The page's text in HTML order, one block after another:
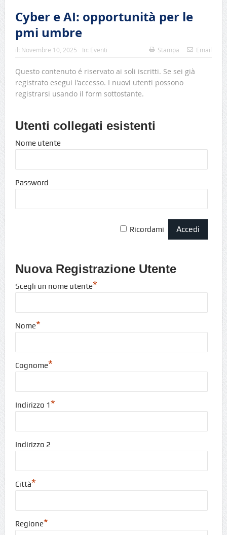
Cyber e AI: opportunità per le
pmi umbre
il: Novembre 10, 2025 In: Eventi Stampa Email
Questo contenuto é riservato ai soli iscritti. Se sei già
registrato esegui l'accesso. I nuovi utenti possono
registrarsi usando il form sottostante.
Utenti collegati esistenti
Nome utente
Password
Ricordami
Nuova Registrazione Utente
Scegli un nome utente*
Nome*
Cognome*
Indirizzo 1*
Indirizzo 2
Città*
Regione*